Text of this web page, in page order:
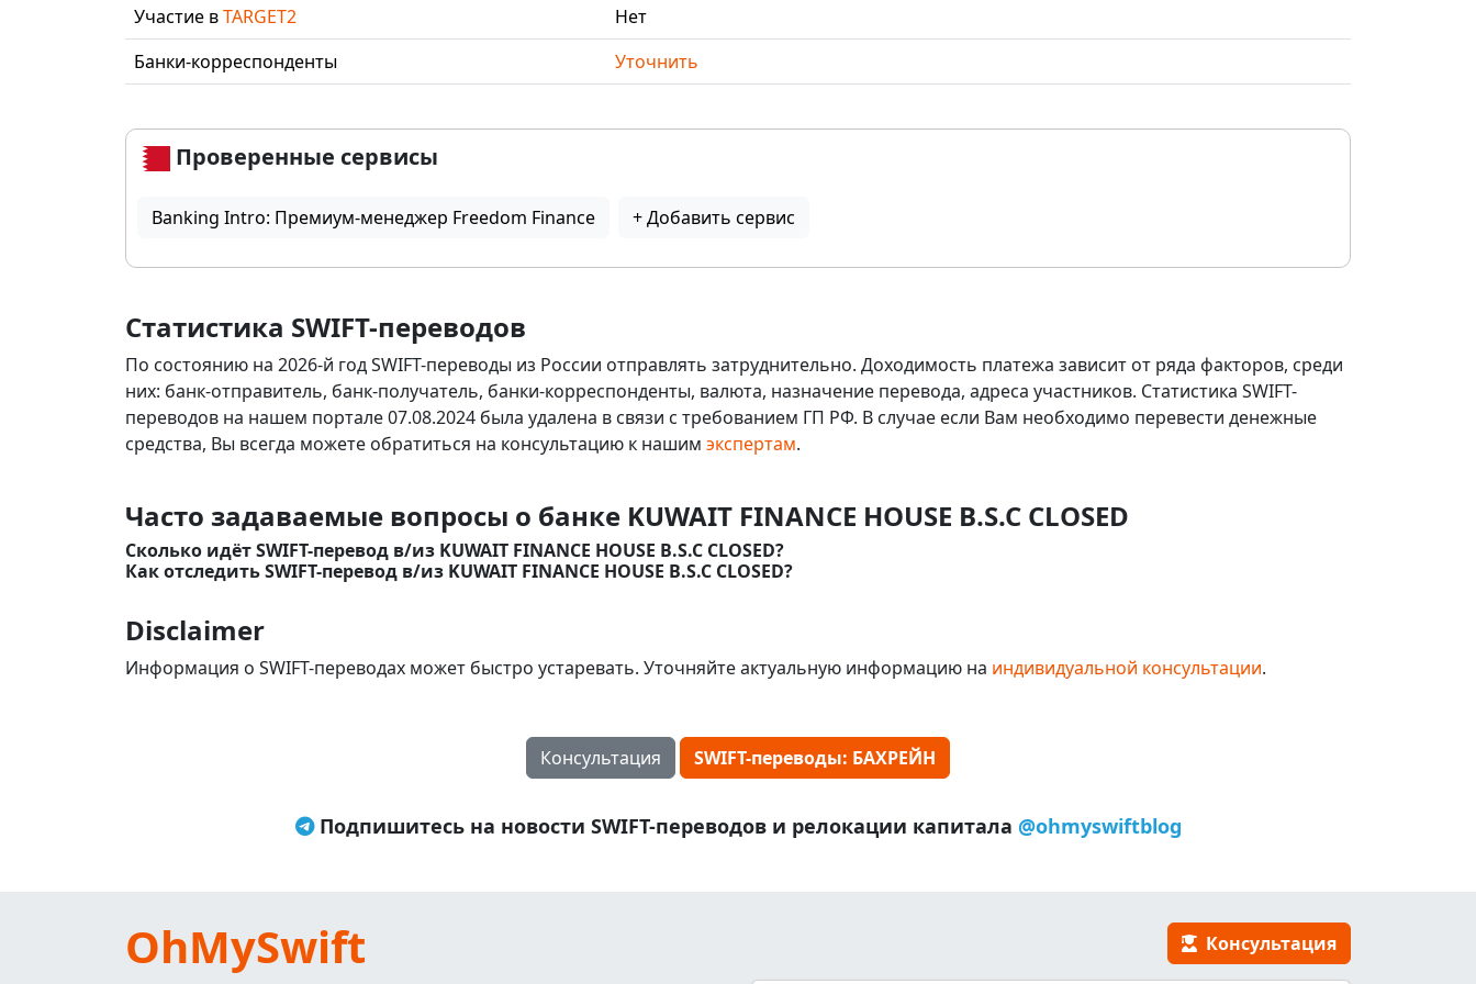
Участие вTARGET2
Нет
Банки-корреспонденты
Уточнить
Проверенные сервисы
Banking Intro: Премиум-менеджер Freedom Finance + Добавить сервис
Статистика SWIFT-переводов
По состоянию на 2026-й год SWIFT-переводы из России отправлять затруднительно. Доходимость платежа зависит от ряда факторов, среди
них: банк-отправитель, банк-получатель, банки-корреспонденты, валюта, назначение перевода, адреса участников. Статистика SWIFT-
переводов на нашем портале 07.08.2024 была удалена в связи с требованием ГП РФ. В случае если Вам необходимо перевести денежные
средства, Вы всегда можете обратиться на консультацию к нашим экспертам.
Часто задаваемые вопросы о банке KUWAIT FINANCE HOUSE B.S.C CLOSED
Сколько идёт SWIFT-перевод в/из KUWAIT FINANCE HOUSE B.S.C CLOSED?
Как отследить SWIFT-перевод в/из KUWAIT FINANCE HOUSE B.S.C CLOSED?
Disclaimer
Информация о SWIFT-переводах может быстро устаревать. Уточняйте актуальную информацию на индивидуальной консультации.
Консультация SWIFT-переводы: БАХРЕЙН
Подпишитесь на новости SWIFT-переводов и релокации капитала @ohmyswiftblog
OhMySwift Консультация